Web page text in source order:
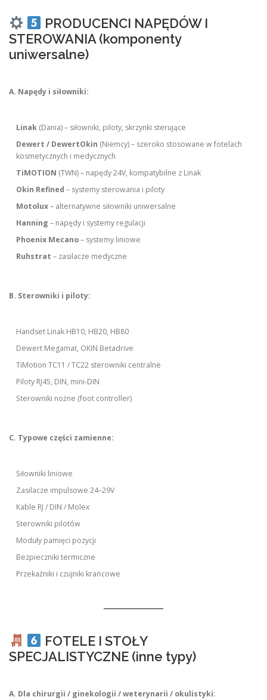
PRODUCENCI NAPĘDÓW I
STEROWANIA (komponenty
uniwersalne)
A. Napędy i siłowniki:
Linak (Dania) – siłowniki, piloty, skrzynki sterujące
Dewert / DewertOkin (Niemcy) – szeroko stosowane w fotelach
kosmetycznych i medycznych
TiMOTION (TWN) – napędy 24V, kompatybilne z Linak
Okin Refined – systemy sterowania i piloty
Motolux– alternatywne siłowniki uniwersalne
Hanning – napędy i systemy regulacji
Phoenix Mecano– systemy liniowe
Ruhstrat – zasilacze medyczne
B. Sterowniki i piloty:
Handset Linak HB10, HB20, HB80
Dewert Megamat, OKIN Betadrive
TiMotion TC11 / TC22 sterowniki centralne
Piloty RJ45, DIN, mini-DIN
Sterowniki nożne (foot controller)
C. Typowe części zamienne:
Siłowniki liniowe
Zasilacze impulsowe 24–29V
Kable RJ / DIN / Molex
Sterowniki pilotów
Moduły pamięci pozycji
Bezpieczniki termiczne
Przekaźniki i czujniki krańcowe
FOTELE I STOŁY
SPECJALISTYCZNE (inne typy)
A. Dla chirurgii / ginekologii / weterynarii / okulistyki: